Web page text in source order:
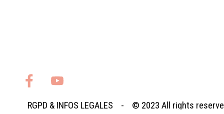
RGPD & INFOS LEGALES - © 2023 All rights